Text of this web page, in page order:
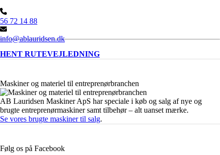
56 72 14 88
info@ablauridsen.dk
HENT RUTEVEJLEDNING
Maskiner og materiel til entreprenørbranchen
AB Lauridsen Maskiner ApS har speciale i køb og salg af nye og
brugte entreprenørmaskiner samt tilbehør – alt uanset mærke.
Se vores brugte maskiner til salg.
Følg os på Facebook